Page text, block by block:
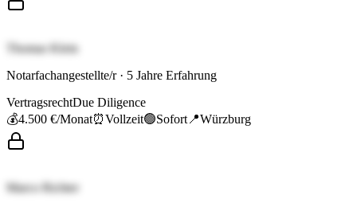
Thomas Klein
Notarfachangestellte/r· 5 Jahre Erfahrung
VertragsrechtDue Diligence
💰4.500 €/Monat⏰Vollzeit🟢Sofort 📍Würzburg
Marco Richter